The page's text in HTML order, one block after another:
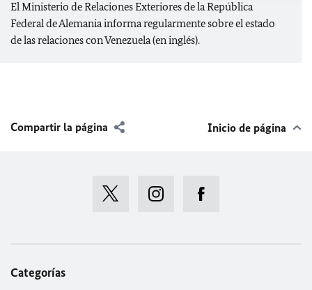
El Ministerio de Relaciones Exteriores de la República
Federal de Alemania informa regularmente sobre el estado
de las relaciones con Venezuela (en inglés).
Compartir la página Inicio de página
Categorías